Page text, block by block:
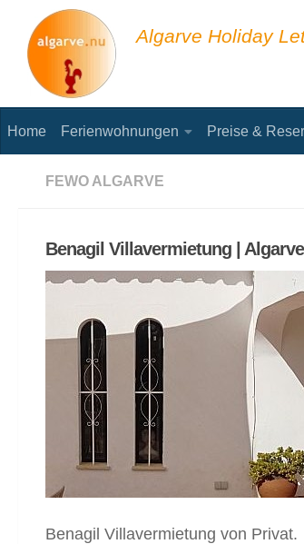
Unter dem Inhalt
Algarve Holiday
Home Ferienwohnungen Preise &
FEWO ALGARVE
Benagil Villavermietung |
Benagil Villavermietung von Privat.